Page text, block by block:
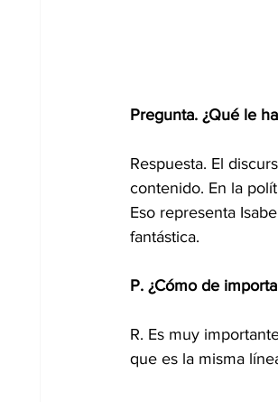
Pregunta. ¿Qué le
Respuesta. El
contenido. En la
Eso representa
fantástica.
P. ¿Cómo de
R. Es muy
que es la misma